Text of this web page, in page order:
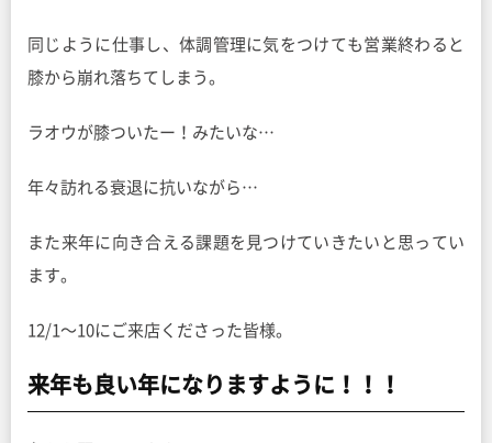
同じように仕事し、体調管理に気をつけても営業終わると
膝から崩れ落ちてしまう。
ラオウが膝ついたー！みたいな…
年々訪れる衰退に抗いながら…
また来年に向き合える課題を見つけていきたいと思ってい
ます。
12/1〜10にご来店くださった皆様。
来年も良い年になりますように！！！